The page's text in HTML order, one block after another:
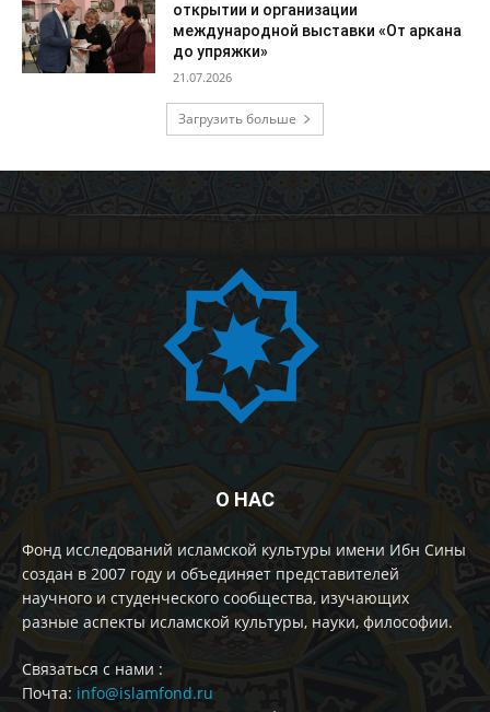
открытии и организации
международной выставки «От аркана
до упряжки»
21.07.2026
Загрузить больше
О НАС
Фонд исследований исламской культуры имени Ибн Сины
создан в 2007 году и объединяет представителей
научного и студенческого сообщества, изучающих
разные аспекты исламской культуры, науки, философии.
Cвязаться с нами :
Почта: info@islamfond.ru